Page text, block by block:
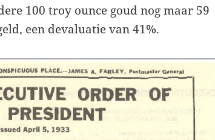
100 troy ounce goud nog maar 59
een devaluatie van 41%.